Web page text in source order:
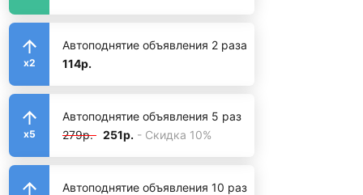
x2
Автоподнятие объявления 2 раза
114р.
x5
Автоподнятие объявления 5 раз
279р. 251р. - Скидка 10%
Автоподнятие объявления 10 раз